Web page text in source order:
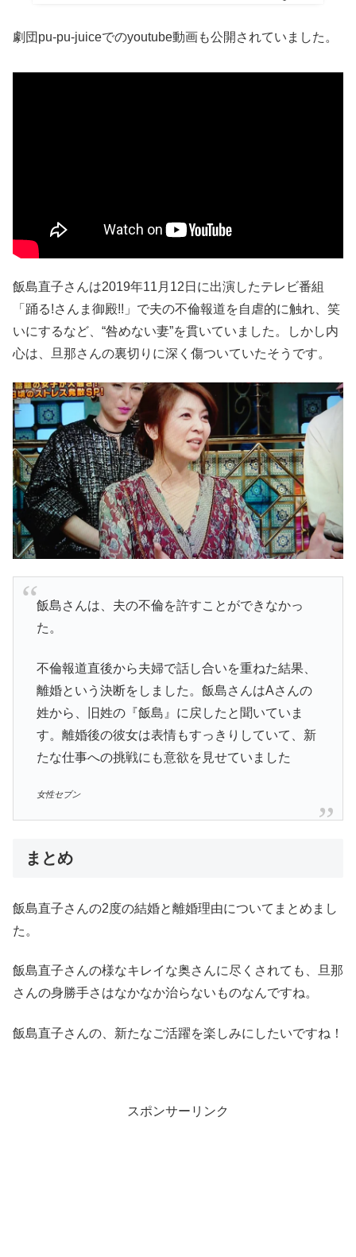
劇団pu-pu-juiceでのyoutube動画も公開されていました。
飯島直子さんは2019年11月12日に出演したテレビ番組
「踊る!さんま御殿!!」で夫の不倫報道を自虐的に触れ、笑
いにするなど、“咎めない妻”を貫いていました。しかし内
心は、旦那さんの裏切りに深く傷ついていたそうです。
飯島さんは、夫の不倫を許すことができなかっ
た。
不倫報道直後から夫婦で話し合いを重ねた結果、
離婚という決断をしました。飯島さんはAさんの
姓から、旧姓の『飯島』に戻したと聞いていま
す。離婚後の彼女は表情もすっきりしていて、新
たな仕事への挑戦にも意欲を見せていました
女性セブン
まとめ
飯島直子さんの2度の結婚と離婚理由についてまとめまし
た。
飯島直子さんの様なキレイな奥さんに尽くされても、旦那
さんの身勝手さはなかなか治らないものなんですね。
飯島直子さんの、新たなご活躍を楽しみにしたいですね！
スポンサーリンク